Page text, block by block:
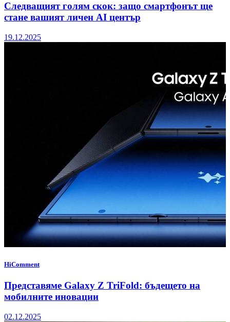
Следващият голям скок: защо смартфонът ще
стане вашият личен AI център
19.12.2025
HiComment
Представяме Galaxy Z TriFold: бъдещето на
мобилните иновации
02.12.2025